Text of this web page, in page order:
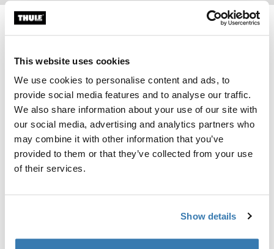
This website uses cookies
We use cookies to personalise content and ads, to
provide social media features and to analyse our traffic.
We also share information about your use of our site with
our social media, advertising and analytics partners who
may combine it with other information that you’ve
provided to them or that they’ve collected from your use
of their services.
Show details
Thule RoundTrip Transition Maletas duras para transportar bicicletas
Thule RoundTrip Transition
Maletas duras para transportar
bicicletas negras
Comparar producto
Thule RoundTrip extra long frame
frame strap
Correa extra larga para la
estructura del portaequipaje negra
Comparar producto
Thule RoundTrip Pro storage sleeve Funda de almacenamiento negra
Thule RoundTrip Pro storage sleeve Negro (selected)